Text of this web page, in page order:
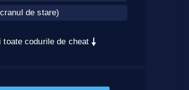
de stare)
toate codurile de cheat